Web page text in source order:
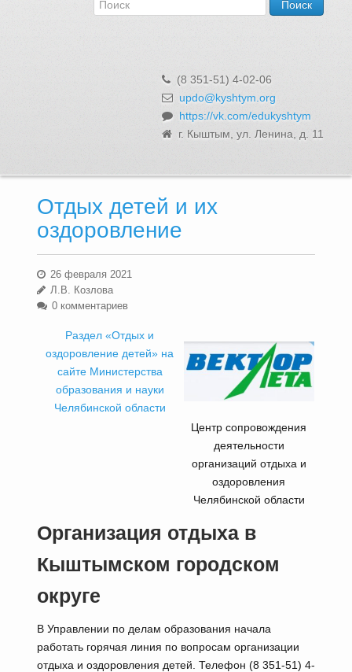
(8 351-51) 4-02-06
updo@kyshtym.org
https://vk.com/edukyshtym
г. Кыштым, ул. Ленина, д. 11
Об Управлении
Муниципальная служба и вакансии
Информационные системы, реестры и банки данных
Закупки для муниципальных нужд
Использование бюджетных средств
Отдых детей и их
оздоровление
26 февраля 2021
Л.В. Козлова
0 комментариев
Раздел «Отдых и
оздоровление детей» на
сайте Министерства
образования и науки
Челябинской области
Центр сопровождения
деятельности
организаций отдыха и
оздоровления
Челябинской области
Организация отдыха в
Кыштымском городском
округе
В Управлении по делам образования начала
работать горячая линия по вопросам организации
отдыха и оздоровления детей. Телефон (8 351-51) 4-